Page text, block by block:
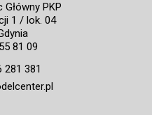
PKP
1 / lok. 04
81 09
281 381